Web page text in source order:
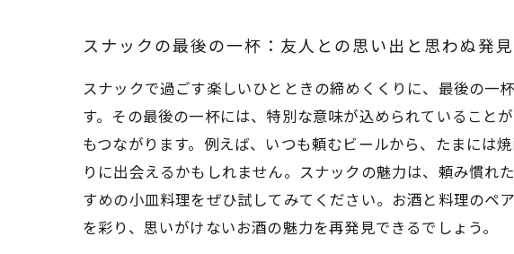
スナックの最後の一杯：友人との思い出と思わぬ発見
スナックで過ごす楽しいひとときの締めくくりに、最後の一
す。その最後の一杯には、特別な意味が込められていること
もつながります。例えば、いつも頼むビールから、たまには
りに出会えるかもしれません。スナックの魅力は、頼み慣れ
すめの小皿料理をぜひ試してみてください。お酒と料理のペ
を彩り、思いがけないお酒の魅力を再発見できるでしょう。